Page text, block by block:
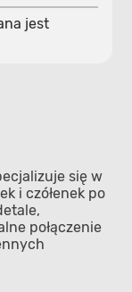
jest
się w
i czółenek po
połączenie